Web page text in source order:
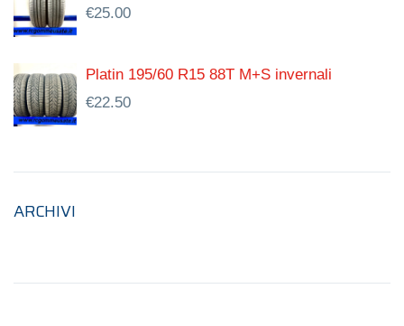
€25.00
Platin 195/60 R15 88T M+S invernali
€22.50
ARCHIVI